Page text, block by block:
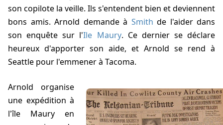
son copilote la veille. Ils s'entendent bien et deviennent
bons amis. Arnold demande à Smith de l'aider dans
son enquête sur l'Ile Maury. Ce dernier se déclare
heureux d'apporter son aide, et Arnold se rend à
Seattle pour l'emmener à Tacoma.
Arnold organise
une expédition à
l'île Maury en